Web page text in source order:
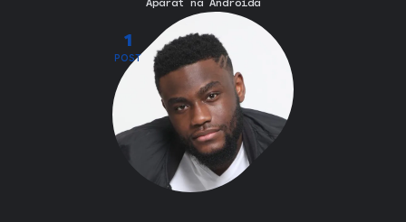
1
POST